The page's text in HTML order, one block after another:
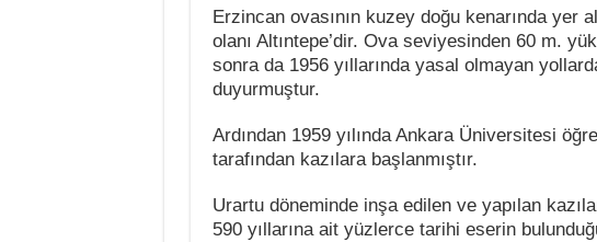
Erzincan ovasının kuzey doğu kenarında yer
olanı Altıntepe’dir. Ova seviyesinden 60 m.
sonra da 1956 yıllarında yasal olmayan
duyurmuştur.
Ardından 1959 yılında Ankara Üniversitesi
tarafından kazılara başlanmıştır.
Urartu döneminde inşa edilen ve yapılan
590 yıllarına ait yüzlerce tarihi eserin